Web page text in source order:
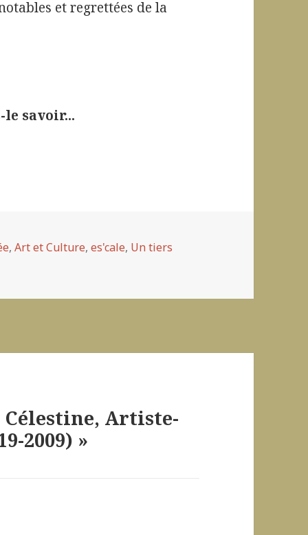
et regrettées de la
le savoir...
,Art et Culture,es'cale, Un tiers
Célestine, Artiste-
2009) »